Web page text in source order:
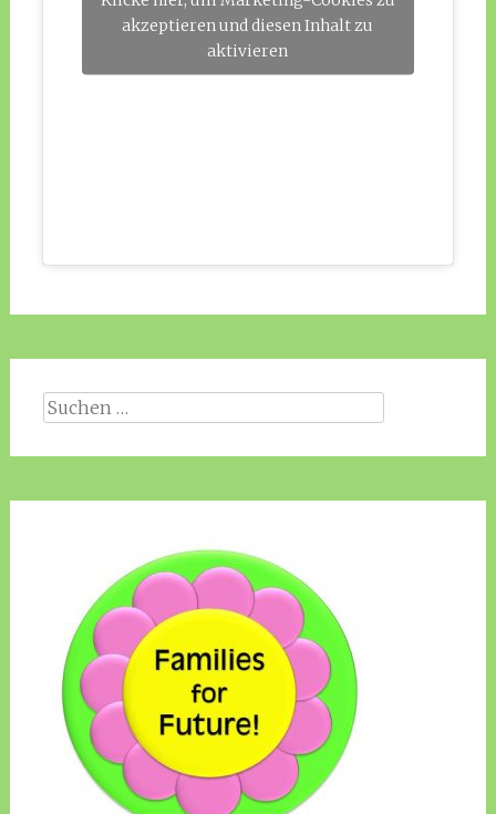
akzeptieren und diesen Inhalt zu
aktivieren
Suche